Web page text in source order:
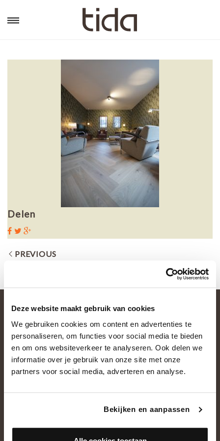
Deze website maakt gebruik van cookies
We gebruiken cookies om content en advertenties te
personaliseren, om functies voor social media te bieden
en om ons websiteverkeer te analyseren. Ook delen we
informatie over je gebruik van onze site met onze
partners voor social media, adverteren en analyse.
Bekijken en aanpassen
Delen
PREVIOUS